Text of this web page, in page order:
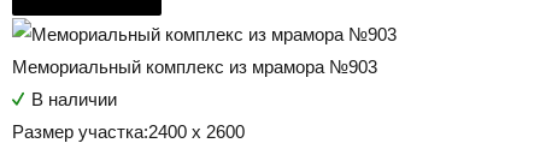
Мемориальный комплекс из мрамора №903
В наличии
Размер участка:2400 х 2600